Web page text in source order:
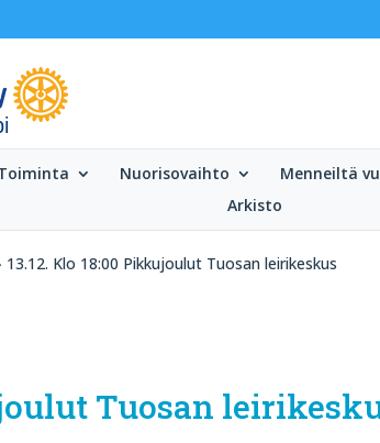
Nuorisovaihto Menneiltä
Arkisto
13.12. Klo 18:00 Pikkujoulut Tuosan leirikeskus
Tuosan